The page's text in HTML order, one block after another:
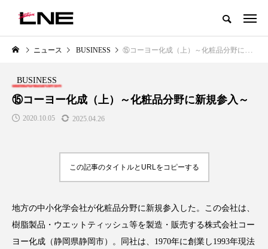
グローバルビューティ＆ヘルスケアビジネス誌
LIFESTYLE
SNSの「加工顔」と美容医療｜AI
がもたらす可能性とこれから
BUSINESS
GWI調査から読み解く2030年の
都市型スパ――身近なウェルネ
2026.08.06
ニュース BUSINESS ⑮コーヨー化成（上）～化粧品分野に新規参入～
BUSINESS
⑮コーヨー化成（上）～化粧品分野に新規参入～
2020.10.05 2025.04.26
この記事のタイトルとURLをコピーする
地方の中小化学会社が化粧品分野に新規参入した。この会社は、
樹脂製品・ウエットティッシュ等を製造・販売する株式会社コー
ヨー化成（静岡県静岡市）。同社は、1970年に創業し1993年現法